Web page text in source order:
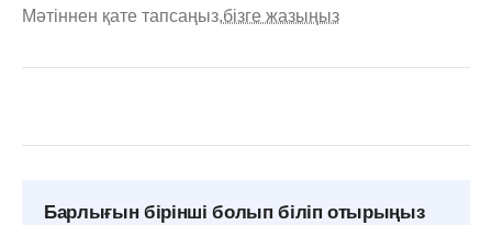
Мәтіннен қате тапсаңыз,бізге жазыңыз
Барлығын бірінші болып біліп отырыңыз